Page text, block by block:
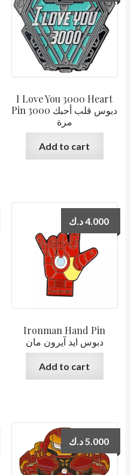
I Love You 3000 Heart
Pin دبوس قلب أحبك 3000
مرة
Add to cart
Ironman Hand Pin
دبوس ايد آيرون مان
4.000د.ك
Add to cart
5.000 د.ك